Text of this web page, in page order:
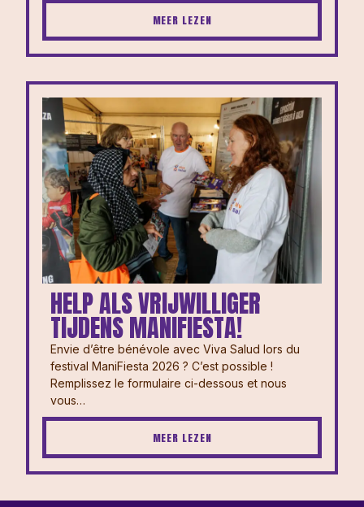
MEER LEZEN
HELP ALS VRIJWILLIGER
TIJDENS MANIFIESTA!
Envie d’être bénévole avec Viva Salud lors du
festival ManiFiesta 2026 ? ⁠⁠C’est possible !
Remplissez le formulaire ci-dessous et nous
vous…
MEER LEZEN